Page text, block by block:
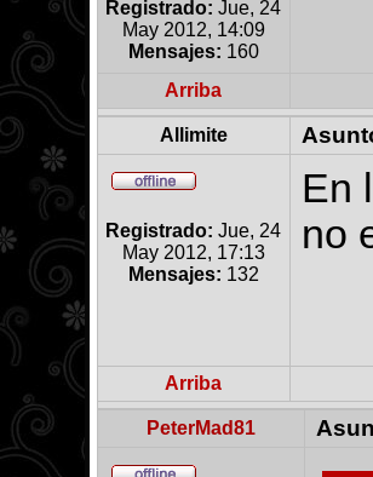
Registrado: Jue, 24
May 2012, 14:09
Mensajes: 160
Arriba
Allimite
Registrado: Jue, 24
May 2012, 17:13
Mensajes: 132
En
no
Arriba
PeterMad81